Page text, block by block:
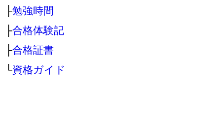
├勉強時間
├合格体験記
├合格証書
└資格ガイド